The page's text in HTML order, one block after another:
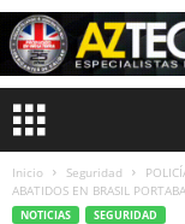
Inicio Seguridad
ABATIDOS EN BRASIL
NOTICIAS SEGURIDAD